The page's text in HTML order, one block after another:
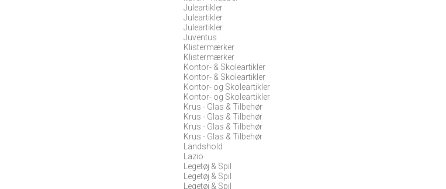
Juleartikler
Juleartikler
Juleartikler
Juventus
Klistermærker
Klistermærker
Kontor- & Skoleartikler
Kontor- & Skoleartikler
Kontor- og Skoleartikler
Kontor- og Skoleartikler
Krus - Glas & Tilbehør
Krus - Glas & Tilbehør
Krus - Glas & Tilbehør
Krus - Glas & Tilbehør
Landshold
Lazio
Legetøj & Spil
Legetøj & Spil
Legetøj & Spil